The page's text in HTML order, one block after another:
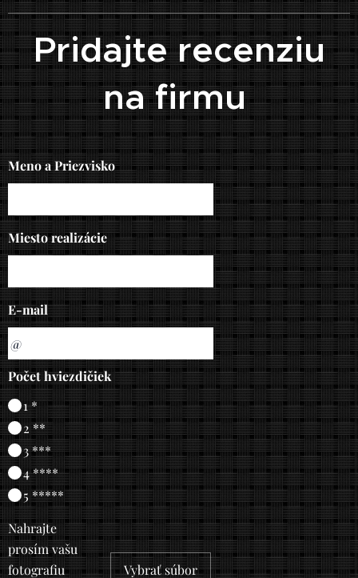
Pridajte recenziu
na firmu
Meno a Priezvisko
Miesto realizácie
E-mail
Počet hviezdičiek
1 *
2 **
3 ***
4 ****
5 *****
Nahrajte
prosím vašu
fotografiu
Vybrať súbor